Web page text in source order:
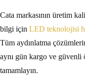
Cata markasının üretim
bilgi için LED teknolojisi
Tüm aydınlatma
aynı gün kargo ve güvenli
tamamlayın.